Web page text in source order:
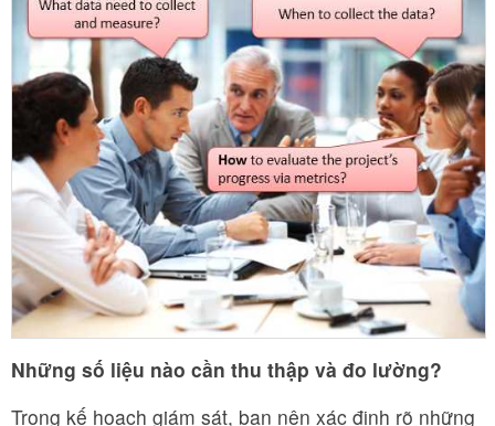
Những số liệu nào cần thu thập và đo lường?
Trong kế hoạch giám sát, bạn nên xác định rõ những